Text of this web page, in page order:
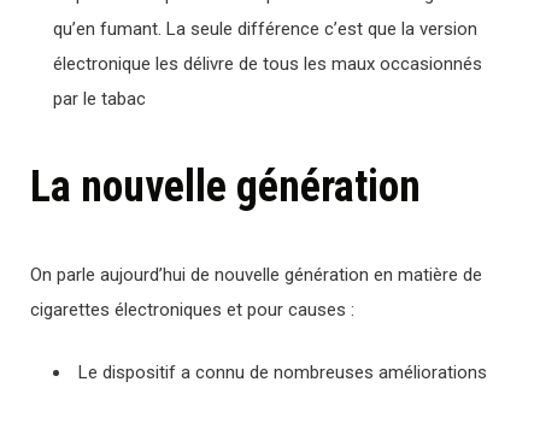
qu’en fumant. La seule différence c’est que la version
électronique les délivre de tous les maux occasionnés
par le tabac
La nouvelle génération
On parle aujourd’hui de nouvelle génération en matière de
cigarettes électroniques et pour causes :
Le dispositif a connu de nombreuses améliorations